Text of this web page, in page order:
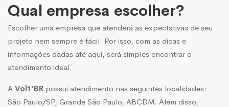
Qual empresa escolher?
Escolher uma empresa que atenderá as expectativas de seu
projeto nem sempre é fácil. Por isso, com as dicas e
informações dadas até aqui, será simples encontrar o
atendimento ideal.
A Volt'BR possui atendimento nas seguintes localidades:
São Paulo/SP, Grande São Paulo, ABCDM. Além disso,